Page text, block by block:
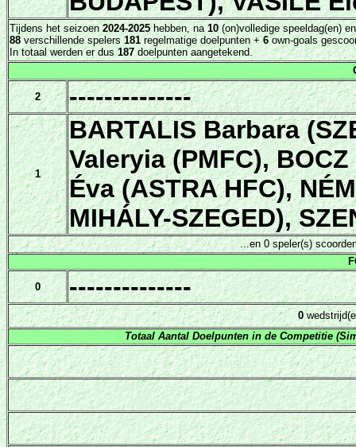
Tijdens het seizoen2024-2025hebben, na10(on)volledige speeldag(en)
88verschillende spelers181regelmatige doelpunten +6own-goals
In totaal werden er dus187doelpunten aangetekend.
2 --------------
1
BARTALIS Barbara
Valeryia (PMFC),
Éva (ASTRA HFC),
MIHÁLY-SZEGED),
...en 0 speler(s)
0 --------------
0
Totaal Aantal Doelpunten in de Competitie